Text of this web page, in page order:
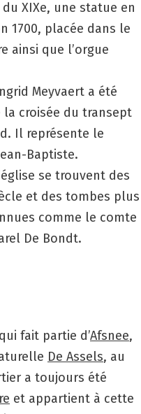
XIXe, une statue en
1700, placée dans le
ainsi que l’orgue
Meyvaert a été
croisée du transept
Il représente le
Baptiste.
se trouvent des
et des tombes plus
comme le comte
De Bondt.
fait partie d’Afsnee,
De Assels, au
a toujours été
et appartient à cette